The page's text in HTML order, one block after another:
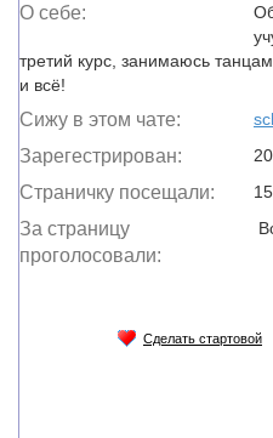
О себе:
третий курс, занимаюсь
и всё!
Сижу в этом чате:
Зарегестрирован:
Страничку посещали:
За страницу
проголосовали:
Сделать стартовой